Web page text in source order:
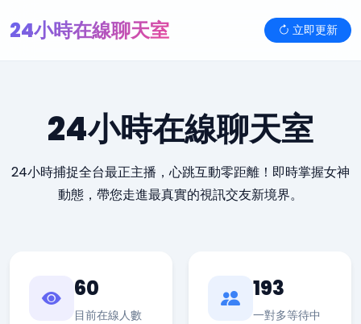
24小時在線聊天室 立即更新
24小時在線聊天室
24小時捕捉全台最正主播，心跳互動零距離！即時掌握女神
動態，帶您走進最真實的視訊交友新境界。
60
目前在線人數
193
一對多等待中